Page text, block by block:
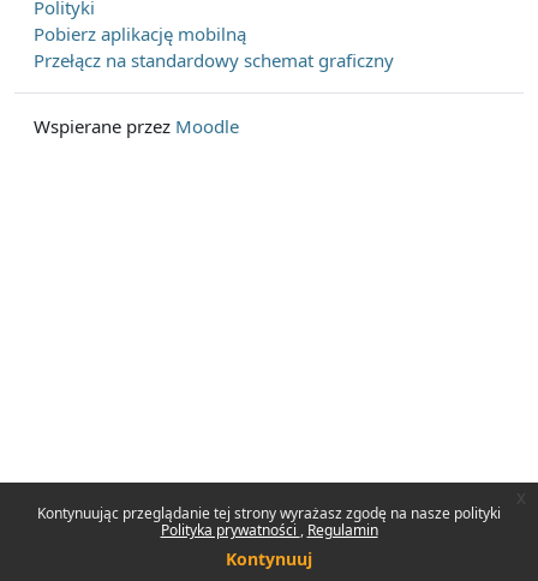
Kontynuując przeglądanie tej strony wyrażasz zgodę na nasze polityki
Polityka prywatności
Regulamin
Kontynuuj
Polityki
Pobierz aplikację mobilną
Przełącz na standardowy schemat graficzny
Wspierane przez Moodle